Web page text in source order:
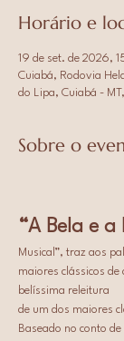
Horário e
19 de set. de 2026,
Cuiabá, Rodovia
do Lipa, Cuiabá -
Sobre o
“A Bela e a
Musical”, traz aos
maiores clássicos
belíssima releitura
de um dos maiores
Baseado no conto